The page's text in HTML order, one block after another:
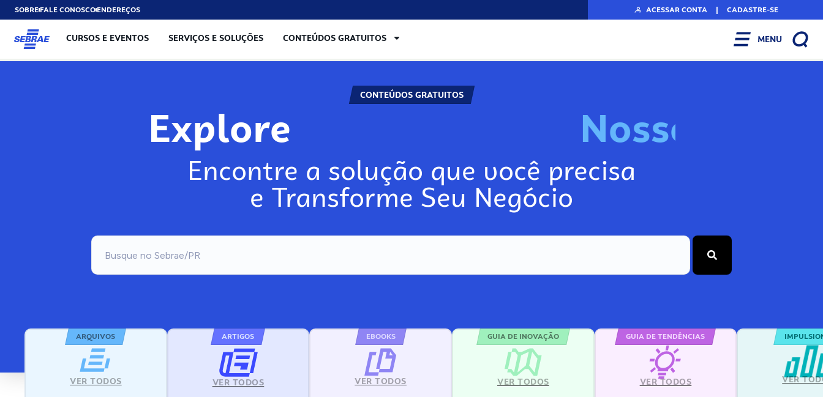
SOBREFALE CONOSCOENDEREÇOS ACESSAR CONTA | CADASTRE-SE
CURSOS E EVENTOS SERVIÇOS E SOLUÇÕES CONTEÚDOS GRATUITOS MENU
CONTEÚDOS GRATUITOS
Explore Nosso
Encontre a solução que você precisa
e Transforme Seu Negócio
ARQUIVOS
VER TODOS
ARTIGOS
VER TODOS
EBOOKS
VER TODOS
GUIA DE INOVAÇÃO
VER TODOS
GUIA DE TENDÊNCIAS
VER TODOS VER